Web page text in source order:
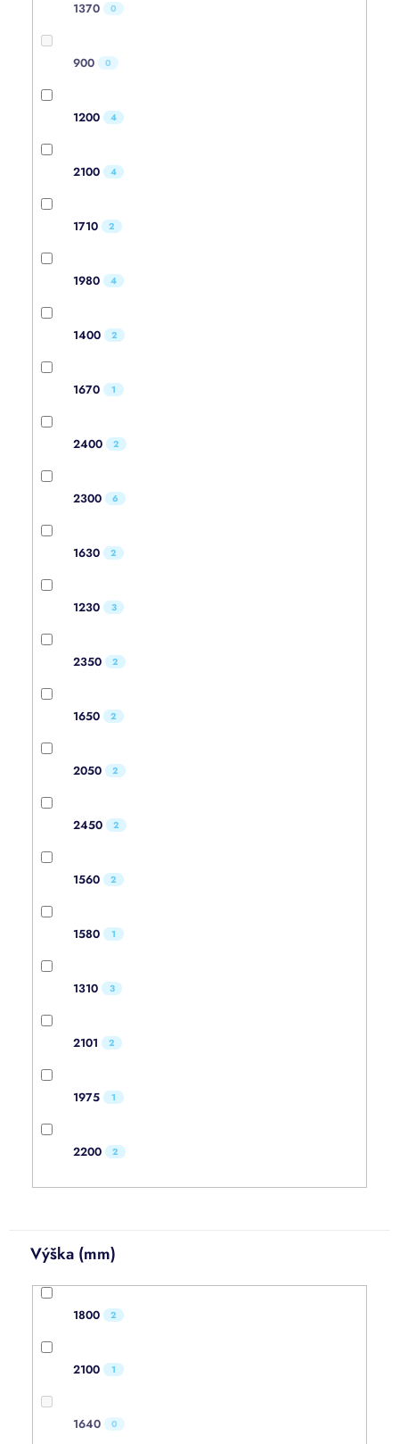
1370 0
900 0
1200 4
2100 4
1710 2
1980 4
1400 2
1670 1
2400 2
2300 6
1630 2
1230 3
2350 2
1650 2
2050 2
2450 2
1560 2
1580 1
1310 3
2101 2
1975 1
2200 2
Výška (mm)
1800 2
2100 1
1640 0